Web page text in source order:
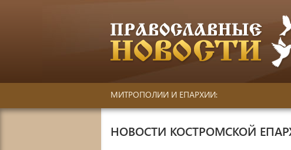
МИТРОПОЛИИ И ЕПАРХИИ:
НОВОСТИ КОСТРОМСКОЙ